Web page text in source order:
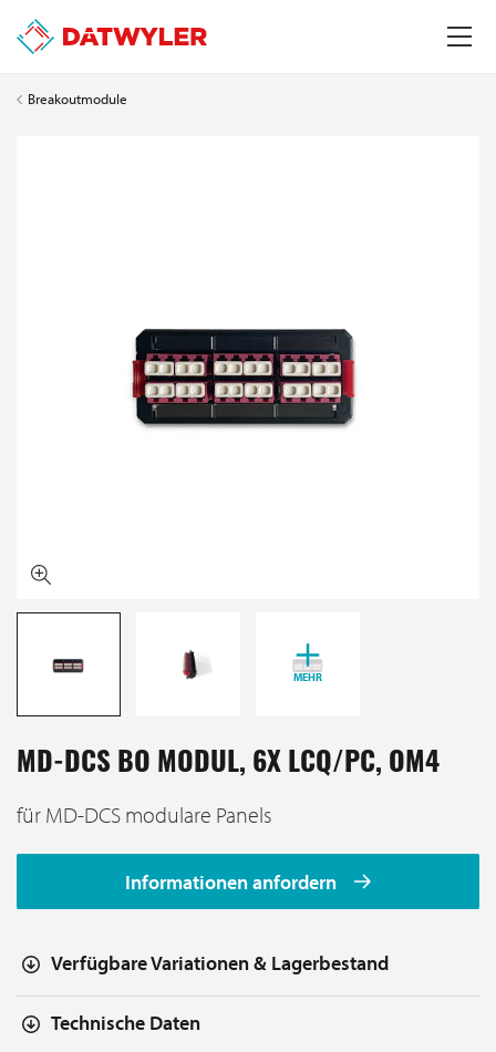
Breakoutmodule
MEHR
MD-DCS BO MODUL, 6X LCQ/PC, OM4
für MD-DCS modulare Panels
Informationen anfordern
Verfügbare Variationen & Lagerbestand
Technische Daten